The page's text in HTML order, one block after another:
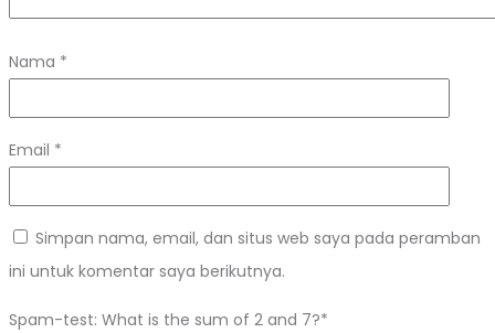
Nama *
Email *
Simpan nama, email, dan situs web saya pada peramban
ini untuk komentar saya berikutnya.
Spam-test: What is the sum of 2 and 7?*